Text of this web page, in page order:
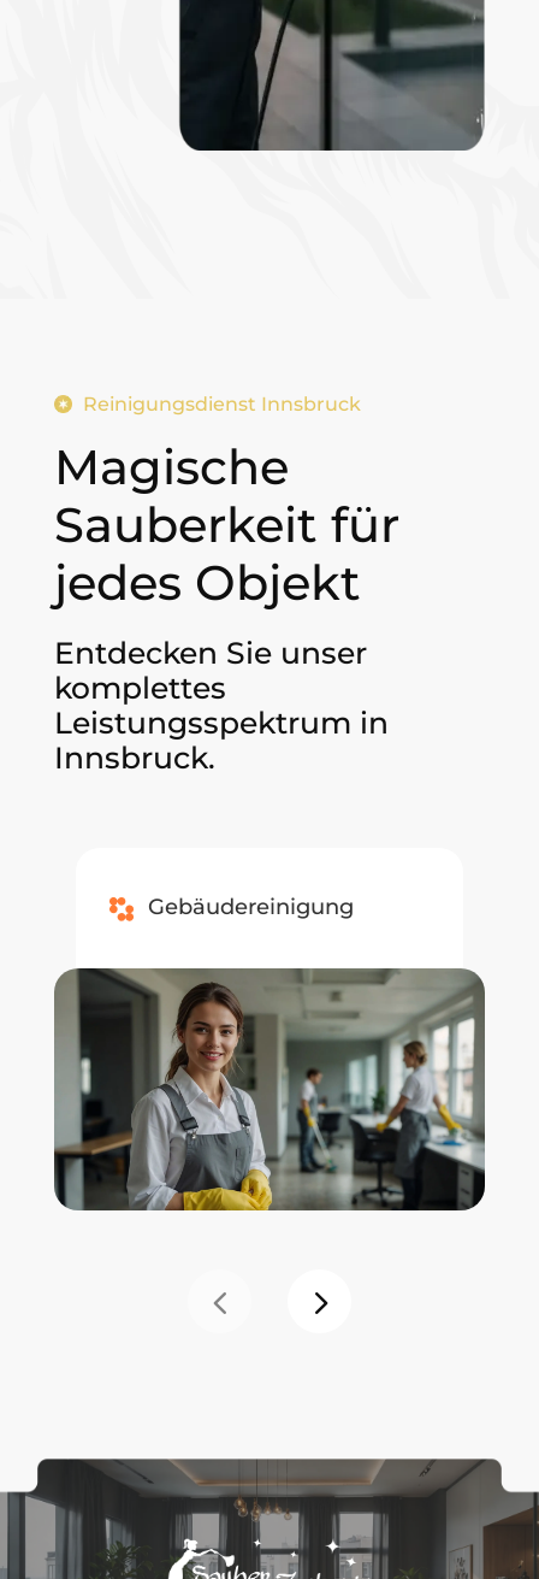
Reinigungsdienst Innsbruck
Magische
Sauberkeit für
jedes Objekt
Entdecken Sie unser
komplettes
Leistungsspektrum in
Innsbruck.
Gebäudereinigung